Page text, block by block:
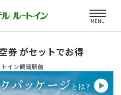
MENU
券 がセットでお得
イン鶴岡駅前